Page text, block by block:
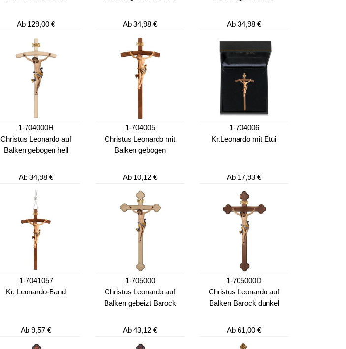
Ab 129,00 € Ab 34,98 € Ab 34,98 €
1-704000H
Christus Leonardo auf
Balken gebogen hell
Ab 34,98 €
1-704005
Christus Leonardo mit
Balken gebogen
Ab 10,12 €
1-704006
Kr.Leonardo mit Etui
Ab 17,93 €
1-7041057
Kr. Leonardo-Band
Ab 9,57 €
1-705000
Christus Leonardo auf
Balken gebeizt Barock
Ab 43,12 €
1-705000D
Christus Leonardo auf
Balken Barock dunkel
Ab 61,00 €